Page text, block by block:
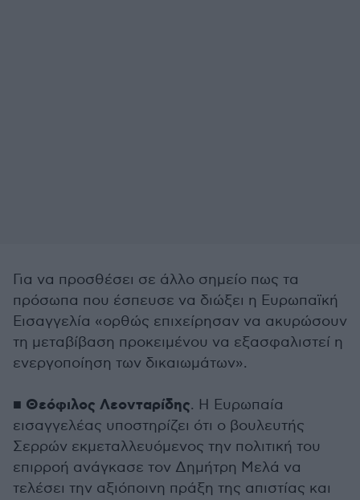
Για να προσθέσει σε άλλο σημείο πως τα
πρόσωπα που έσπευσε να διώξει η Ευρωπαϊκή
Εισαγγελία «ορθώς επιχείρησαν να ακυρώσουν
τη μεταβίβαση προκειμένου να εξασφαλιστεί η
ενεργοποίηση των δικαιωμάτων».
■ Θεόφιλος Λεονταρίδης. Η Ευρωπαία
εισαγγελέας υποστηρίζει ότι ο βουλευτής
Σερρών εκμεταλλευόμενος την πολιτική του
επιρροή ανάγκασε τον Δημήτρη Μελά να
τελέσει την αξιόποινη πράξη της απιστίας και